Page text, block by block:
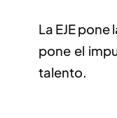
La EJE
pone el
talento.